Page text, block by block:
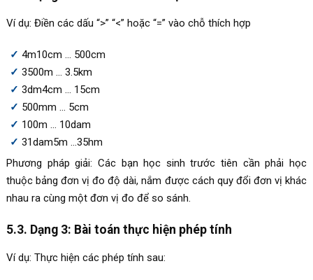
Ví dụ: Điền các dấu “>” “<” hoặc “=” vào chỗ thích hợp
4m10cm … 500cm
3500m … 3.5km
3dm4cm … 15cm
500mm … 5cm
100m … 10dam
31dam5m …35hm
Phương pháp giải: Các bạn học sinh trước tiên cần phải học
thuộc bảng đơn vị đo độ dài, nắm được cách quy đổi đơn vị khác
nhau ra cùng một đơn vị đo để so sánh.
5.3. Dạng 3: Bài toán thực hiện phép tính
Ví dụ: Thực hiện các phép tính sau: